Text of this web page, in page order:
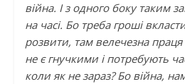
війна. І з одного боку таким
на часі. Бо треба гроші
розвити, там велечезна праця
не є гнучкими і потребують
коли як не зараз? Бо війна,